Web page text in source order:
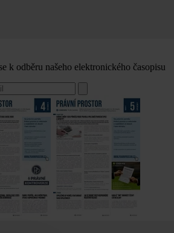
k odběru našeho elektronického časopisu